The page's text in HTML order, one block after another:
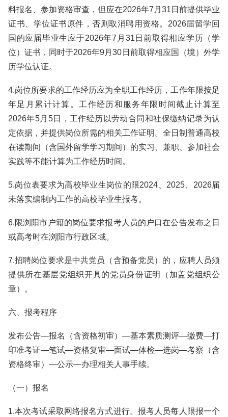
料报名、参加资格审查，但应在2026年7月31日前提供毕业
证书、学位证书原件，否则取消聘用资格。2026届留学回
国的应届毕业生应于2026年7月31日前取得相应学历（学
位）证书，同时于2026年9月30日前取得相应国（境）外学
历学位认证。
4.岗位所要求的工作经历应为全职工作经历，工作年限按足
年足月累计计算。工作经历和服务年限时间截止计算至
2026年5月5日，工作经历以劳动合同和社保缴纳记录为认
定依据，并提供岗位所需的相关工作证明。全日制普通高校
在读期间（含国外留学学习期间）的实习、兼职、参加社会
实践等不能计算为工作经历时间。
5.岗位表要求为高校毕业生岗位的限2024、2025、2026届
未落实编制内工作的高校毕业生报考。
6.限浏阳市户籍的岗位要求报考人员的户口在公告发布之日
或高考时在浏阳市行政区域。
7.招聘岗位要求是中共党员（含预备党员）的，应聘人员须
提供所在基层党组织开具的党员身份证明（加盖党组织公
章）。
六、报考程序
发布公告—报名（含资格初审）—基本素质测评—缴费—打
印准考证—笔试—资格复审—面试—体检—选岗—考察（含
资格终审）—公示—办理相关人事手续。
（一）报名
1.本次考试采取网络报名方式进行。报考人员每人限报一个